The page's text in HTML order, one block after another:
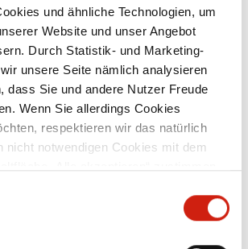
und ähnliche Technologien, um
Website und unser Angebot
Durch Statistik- und Marketing-
unsere Seite nämlich analysieren
dass Sie und andere Nutzer Freude
Wenn Sie allerdings Cookies
respektieren wir das natürlich
nicht notwendigen Cookies mit dem
verzinktes
lieferbare Nennweiten: 71 mm
– weitere Nennweiten auf
Anfrage
Ab29,40 €